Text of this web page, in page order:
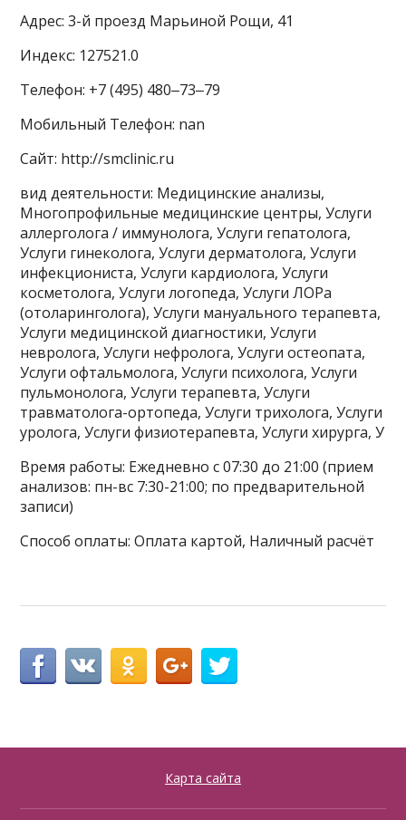
Адрес: 3-й проезд Марьиной Рощи, 41
Индекс: 127521.0
Телефон: +7 (495) 480‒73‒79
Мобильный Телефон: nan
Сайт: http://smclinic.ru
вид деятельности: Медицинские анализы,
Многопрофильные медицинские центры, Услуги
аллерголога / иммунолога, Услуги гепатолога,
Услуги гинеколога, Услуги дерматолога, Услуги
инфекциониста, Услуги кардиолога, Услуги
косметолога, Услуги логопеда, Услуги ЛОРа
(отоларинголога), Услуги мануального терапевта,
Услуги медицинской диагностики, Услуги
невролога, Услуги нефролога, Услуги остеопата,
Услуги офтальмолога, Услуги психолога, Услуги
пульмонолога, Услуги терапевта, Услуги
травматолога-ортопеда, Услуги трихолога, Услуги
уролога, Услуги физиотерапевта, Услуги хирурга, У
Время работы: Ежедневно с 07:30 до 21:00 (прием
анализов: пн-вс 7:30-21:00; по предварительной
записи)
Способ оплаты: Оплата картой, Наличный расчёт
Карта сайта